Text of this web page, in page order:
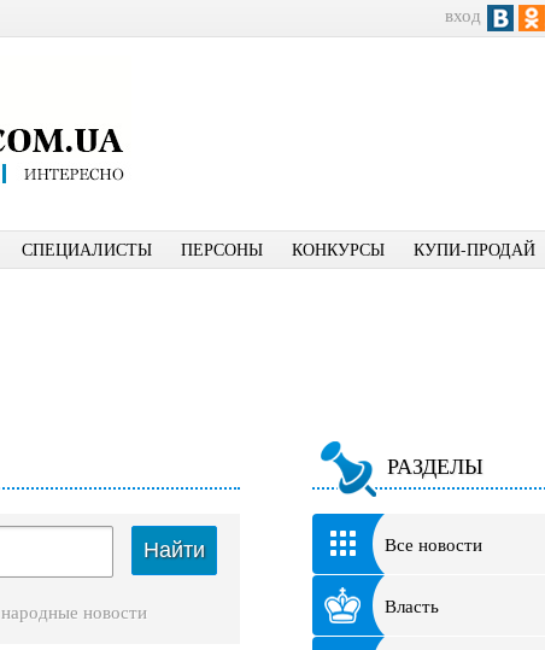
вход
СПЕЦИАЛИСТЫ ПЕРСОНЫ КОНКУРСЫ КУПИ-ПРОДАЙ
Найти
народные новости
РАЗДЕЛЫ
Все новости
Власть